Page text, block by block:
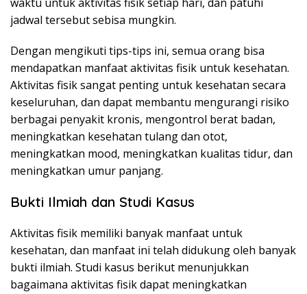
jadwal tersebut sebisa mungkin.
Dengan mengikuti tips-tips ini, semua orang bisa
mendapatkan manfaat aktivitas fisik untuk kesehatan.
Aktivitas fisik sangat penting untuk kesehatan secara
keseluruhan, dan dapat membantu mengurangi risiko
berbagai penyakit kronis, mengontrol berat badan,
meningkatkan kesehatan tulang dan otot,
meningkatkan mood, meningkatkan kualitas tidur, dan
meningkatkan umur panjang.
Bukti Ilmiah dan Studi Kasus
Aktivitas fisik memiliki banyak manfaat untuk
kesehatan, dan manfaat ini telah didukung oleh banyak
bukti ilmiah. Studi kasus berikut menunjukkan
bagaimana aktivitas fisik dapat meningkatkan